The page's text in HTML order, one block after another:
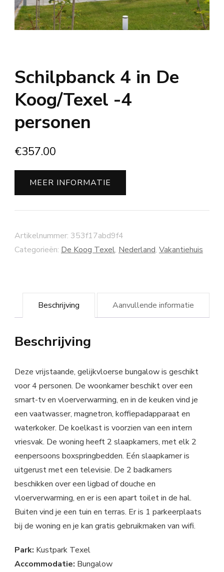
Schilpbanck 4 in De
Koog/Texel -4
personen
€357.00
MEER INFORMATIE
Artikelnummer: 353f17abd9f4
Categorieën: De Koog Texel, Nederland, Vakantiehuis
Beschrijving Aanvullende informatie
Beschrijving
Deze vrijstaande, gelijkvloerse bungalow is geschikt
voor 4 personen. De woonkamer beschikt over een
smart-tv en vloerverwarming, en in de keuken vind je
een vaatwasser, magnetron, koffiepadapparaat en
waterkoker. De koelkast is voorzien van een intern
vriesvak. De woning heeft 2 slaapkamers, met elk 2
eenpersoons boxspringbedden. Eén slaapkamer is
uitgerust met een televisie. De 2 badkamers
beschikken over een ligbad of douche en
vloerverwarming, en er is een apart toilet in de hal.
Buiten vind je een tuin en terras. Er is 1 parkeerplaats
bij de woning en je kan gratis gebruikmaken van wifi.
Park: Kustpark Texel
Accommodatie: Bungalow